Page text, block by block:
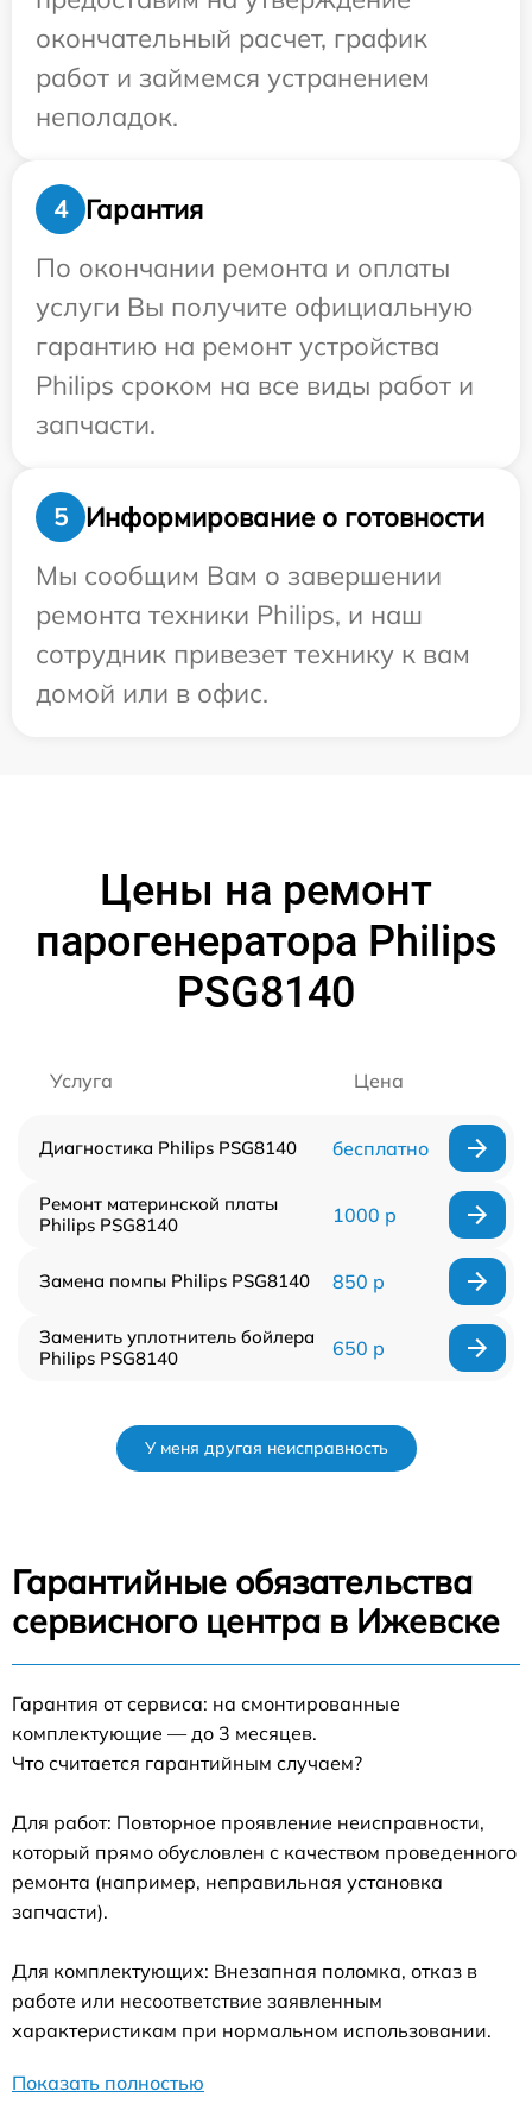
окончательный расчет, график
работ и займемся устранением
неполадок.
4
Гарантия
По окончании ремонта и оплаты
услуги Вы получите официальную
гарантию на ремонт устройства
Philips сроком на все виды работ и
запчасти.
5
Информирование о готовности
Мы сообщим Вам о завершении
ремонта техники Philips, и наш
сотрудник привезет технику к вам
домой или в офис.
Цены на ремонт
парогенератора Philips
PSG8140
Услуга Цена
Диагностика Philips PSG8140 бесплатно
Ремонт материнской платы
Philips PSG8140
1000 р
Замена помпы Philips PSG8140 850 р
Заменить уплотнитель бойлера
Philips PSG8140
650 р
У меня другая неисправность
Гарантийные обязательства
сервисного центра в Ижевске
Гарантия от сервиса: на смонтированные
комплектующие — до 3 месяцев.
Что считается гарантийным случаем?
Для работ: Повторное проявление неисправности,
который прямо обусловлен с качеством проведенного
ремонта (например, неправильная установка
запчасти).
Для комплектующих: Внезапная поломка, отказ в
работе или несоответствие заявленным
характеристикам при нормальном использовании.
Показать полностью